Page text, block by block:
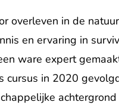
overleven in de
en ervaring in
ware expert
in 2020